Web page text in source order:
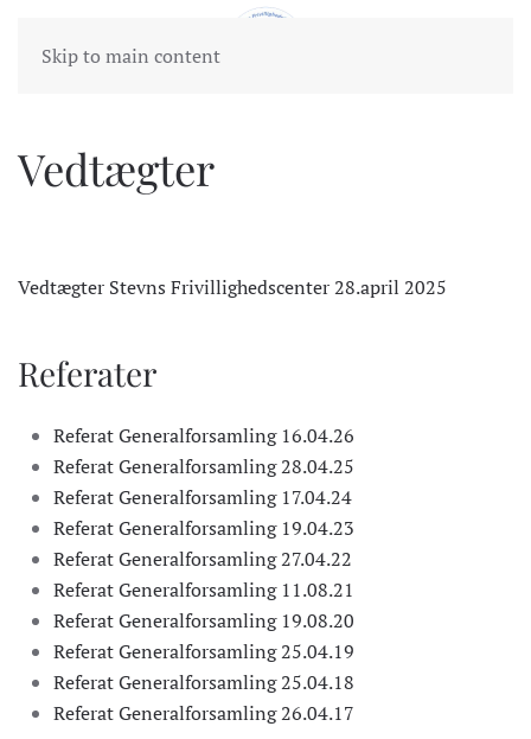
Skip to main content
Vedtægter
Vedtægter Stevns Frivillighedscenter 28.april 2025
Referater
Referat Generalforsamling 16.04.26
Referat Generalforsamling 28.04.25
Referat Generalforsamling 17.04.24
Referat Generalforsamling 19.04.23
Referat Generalforsamling 27.04.22
Referat Generalforsamling 11.08.21
Referat Generalforsamling 19.08.20
Referat Generalforsamling 25.04.19
Referat Generalforsamling 25.04.18
Referat Generalforsamling 26.04.17